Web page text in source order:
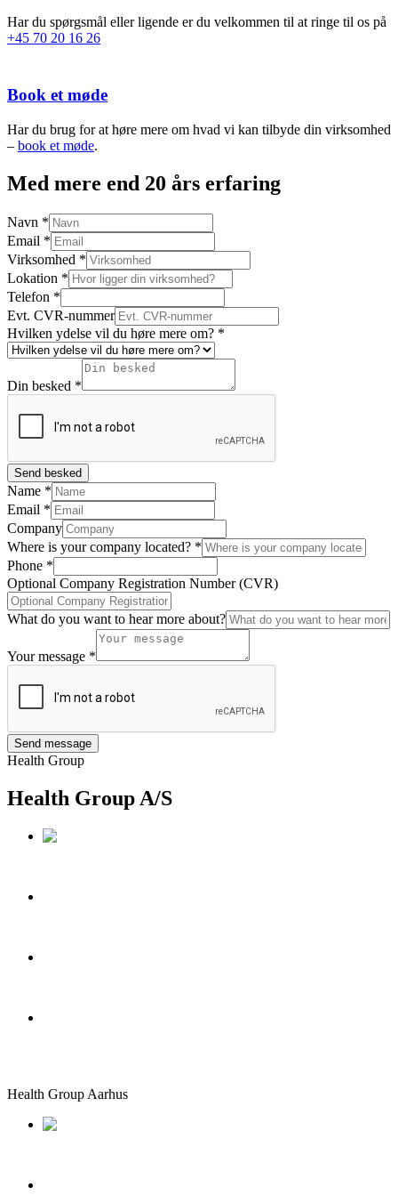
Har du spørgsmål eller ligende er du velkommen til at ringe til os på
+45 70 20 16 26
Book et møde
Har du brug for at høre mere om hvad vi kan tilbyde din virksomhed
– book et møde.
Med mere end 20 års erfaring
Navn *
Email *
Virksomhed *
Lokation *
Telefon *
Evt. CVR-nummer
Hvilken ydelse vil du høre mere om? *
Din besked *
Send besked
Name *
Email *
Company
Where is your company located? *
Phone *
Optional Company Registration Number (CVR)
What do you want to hear more about?
Your message *
Send message
Health Group
Health Group A/S
Health Group Aarhus